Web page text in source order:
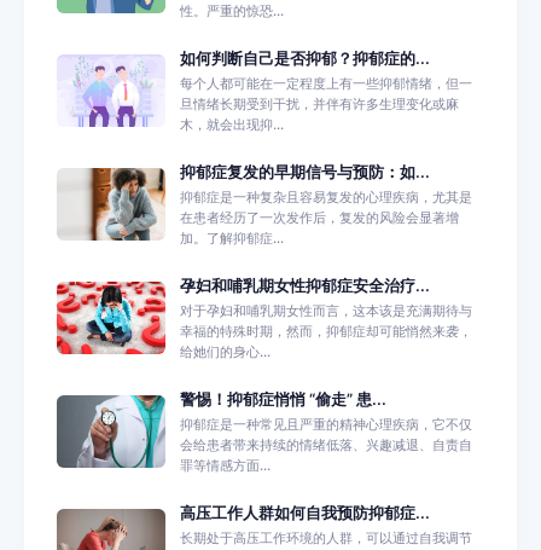
性。严重的惊恐...
如何判断自己是否抑郁？抑郁症的...
每个人都可能在一定程度上有一些抑郁情绪，但一
旦情绪长期受到干扰，并伴有许多生理变化或麻
木，就会出现抑...
抑郁症复发的早期信号与预防：如...
抑郁症是一种复杂且容易复发的心理疾病，尤其是
在患者经历了一次发作后，复发的风险会显著增
加。了解抑郁症...
孕妇和哺乳期女性抑郁症安全治疗...
对于孕妇和哺乳期女性而言，这本该是充满期待与
幸福的特殊时期，然而，抑郁症却可能悄然来袭，
给她们的身心...
警惕！抑郁症悄悄 “偷走” 患...
抑郁症是一种常见且严重的精神心理疾病，它不仅
会给患者带来持续的情绪低落、兴趣减退、自责自
罪等情感方面...
高压工作人群如何自我预防抑郁症...
长期处于高压工作环境的人群，可以通过自我调节